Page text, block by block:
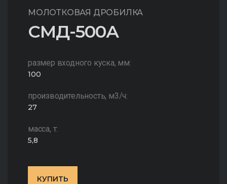
МОЛОТКОВАЯ ДРОБИЛКА
СМД-500А
размер входного куска, мм:
100
производительность, м3/ч:
27
масса, т:
5,8
КУПИТЬ